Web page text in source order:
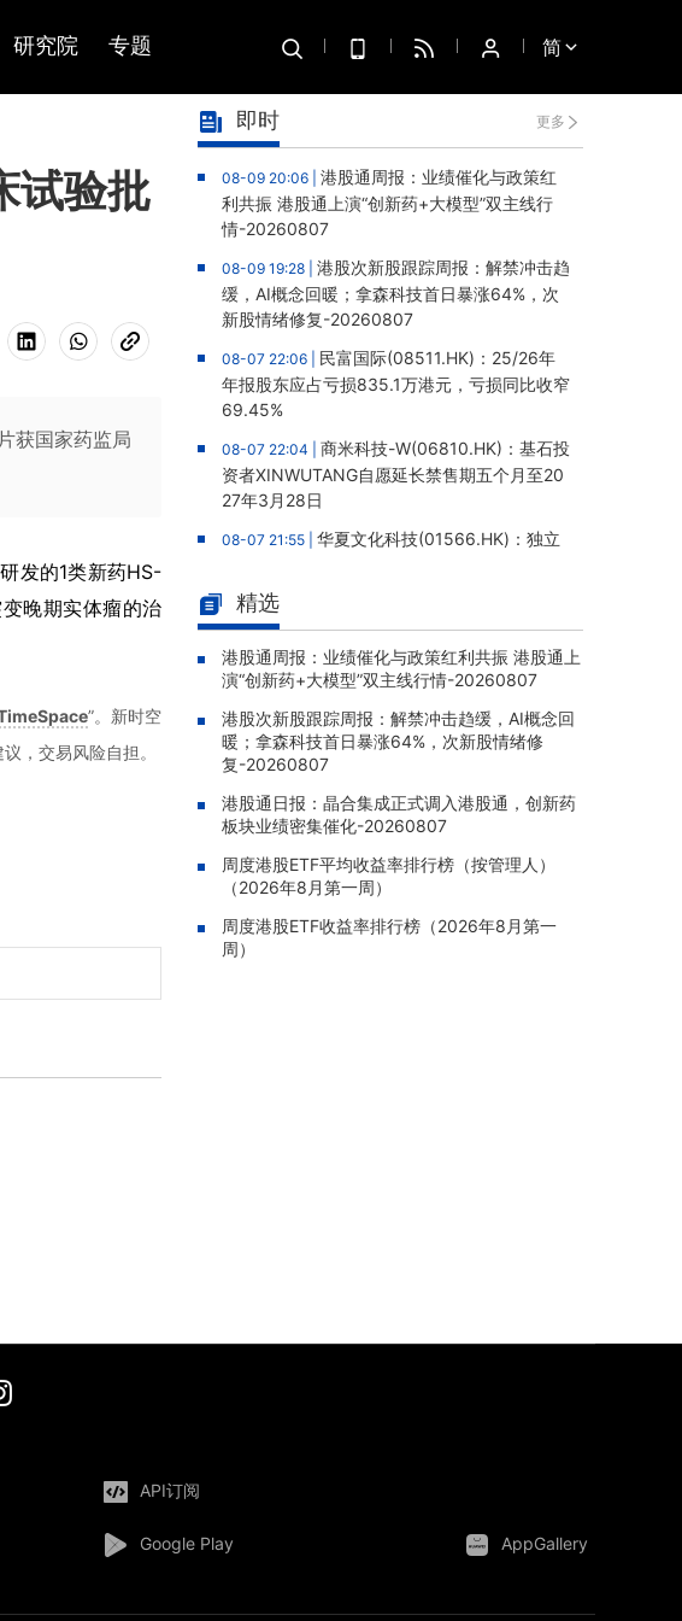
研究院 专题 简
试验批
获国家药监局
发的1类新药HS-
晚期实体瘤的治
”。新时空
，交易风险自担。
即时 更多
08-09 20:06 | 港股通周报：业绩催化与政策红
利共振 港股通上演“创新药+大模型”双主线行
情-20260807
08-09 19:28 | 港股次新股跟踪周报：解禁冲击趋
缓，AI概念回暖；拿森科技首日暴涨64%，次
新股情绪修复-20260807
08-07 22:06 | 民富国际(08511.HK)：25/26年
年报股东应占亏损835.1万港元，亏损同比收窄
69.45%
08-07 22:04 | 商米科技-W(06810.HK)：基石投
资者XINWUTANG自愿延长禁售期五个月至20
27年3月28日
08-07 21:55 | 华夏文化科技(01566.HK)：独立
股份继续停牌
08-07 21:39 |金力永磁(06680.HK)：终止认购
澳洲上市稀土公司Hastings股权，原拟以0.36
澳元/股认购1,964.7万股
08-07 21:26 |赤峰黄金(06693.HK)：暂停运营
老挝勐康稀土项目，2025年该项目归母净亏损
人民币5,406万元
08-07 20:07 | 灵宝黄金(03330.HK)：新疆哈巴
河勘查取得重大进展，保有金金属量由13.20吨
跃升至53.94吨
08-07 20:04 | 迅策(03317.HK)：与天合算力订
立战略合作备忘，共探能源垂类大模型与Toke
n工厂商业化
精选
港股通周报：业绩催化与政策红利共振 港股通上
演“创新药+大模型”双主线行情-20260807
港股次新股跟踪周报：解禁冲击趋缓，AI概念回
暖；拿森科技首日暴涨64%，次新股情绪修
复-20260807
港股通日报：晶合集成正式调入港股通，创新药
板块业绩密集催化-20260807
周度港股ETF平均收益率排行榜（按管理人）
（2026年8月第一周）
周度港股ETF收益率排行榜（2026年8月第一
周）
API订阅
Google Play AppGallery